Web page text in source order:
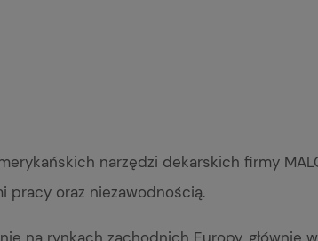
narzędzi dekarskich firmy
pracy oraz niezawodnością.
na rynkach zachodnich Europy, głównie